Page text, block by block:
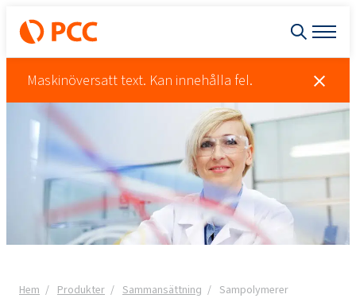
Maskinöversatt text. Kan innehålla fel.
Hem Produkter Sammansättning Sampolymerer